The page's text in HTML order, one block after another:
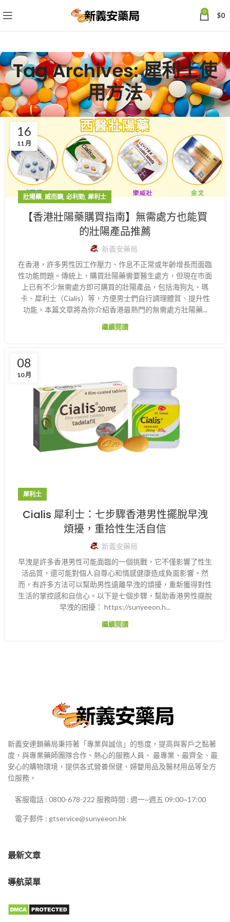
0 $0
Tag Archives: 犀利士使
用方法
16
11 月
壯陽藥, 威而鋼, 必利勁, 犀利士
【香港壯陽藥購買指南】無需處方也能買
的壯陽產品推薦
新義安藥局
在香港，許多男性因工作壓力、作息不正常或年齡增長而面臨
性功能問題。傳統上，購買壯陽藥需要醫生處方，但現在市面
上已有不少無需處方即可購買的壯陽產品，包括海狗丸、瑪
卡、犀利士（Cialis）等，方便男士們自行調理體質、提升性
功能。本篇文章將為你介紹香港最熱門的無需處方壯陽藥...
繼續閱讀
08
10 月
犀利士
Cialis 犀利士：七步驟香港男性擺脫早洩
煩擾，重拾性生活自信
新義安藥局
早洩是許多香港男性可能面臨的一個挑戰，它不僅影響了性生
活品質，還可能對個人自尊心和情感健康造成負面影響。然
而，有許多方法可以幫助男性遠離早洩的煩擾，重新獲得對性
生活的掌控感和自信心。以下是七個步驟，幫助香港男性擺脫
早洩的困擾： https://sunyeeon.h...
繼續閱讀
新義安連鎖藥局秉持著「專業與誠信」的態度，提高與客戶之黏著
度，與專業藥師團隊合作、熱心的服務人員、 最專業、最齊全、最
安心的購物環境，提供各式營養保健、婦嬰用品及醫材用品等全方
位服務。
客服電話 : 0800-678-222 服務時間 : 週一~週五 09:00~17:00
電子郵件 : gtservice@sunyeeon.hk
最新文章
導航菜單